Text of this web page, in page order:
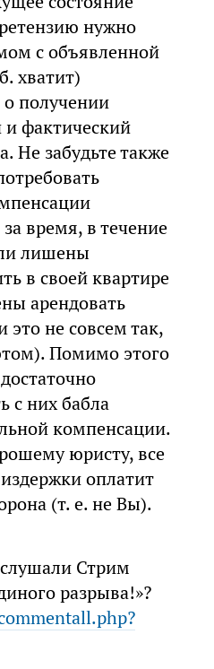
нужно
с объявленной
хватит)
получении
фактический
Не забудьте также
время, в течение
лишены
в своей квартире
арендовать
это не совсем так,
Помимо этого
с них бабла
компенсации.
юристу, все
оплатит
(т. е. не Вы).
Стрим
разрыва!»?